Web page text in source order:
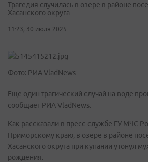
Трагедия случилась в озере в районе
Хасанского округа
11:23, 30 июля 2025
Фото: РИА VladNews
Еще один трагический случай на воде
сообщает РИА VladNews.
Как рассказали в пресс-службе ГУ МЧС
Приморскому краю, в озере в районе
Хасанского округа при купании утонул
рождения.